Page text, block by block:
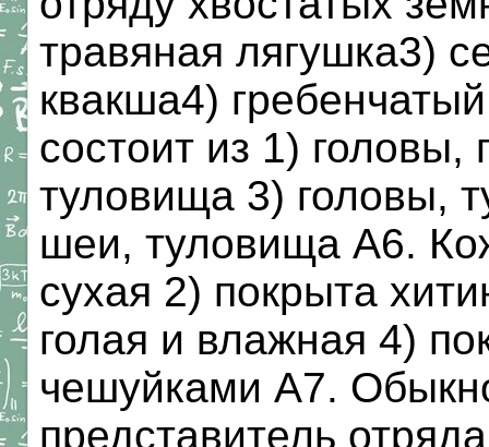
травяная лягушка3)
квакша4)
состоит из 1)
туловища 3) головы,
шеи, туловища А6.
сухая 2) покрыта
голая и влажная 4)
чешуйками А7.
представитель